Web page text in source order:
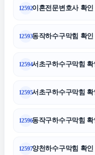
12592이혼전문변호사 확인
12593동작하수구막힘 확인
12594서초구하수구막힘 확
12595서초구하수구막힘 확
12596동작구하수구막힘 확
12597양천하수구막힘 확인